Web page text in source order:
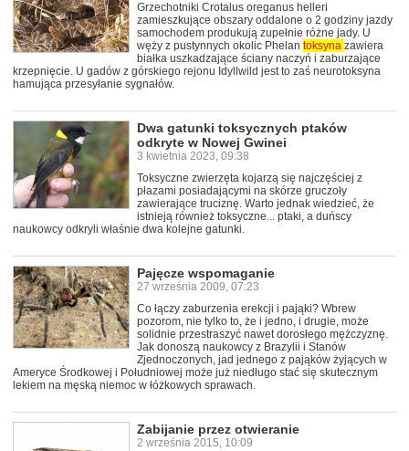
Grzechotniki Crotalus oreganus helleri
zamieszkujące obszary oddalone o 2 godziny jazdy
samochodem produkują zupełnie różne jady. U
węży z pustynnych okolic Phelan toksyna zawiera
białka uszkadzające ściany naczyń i zaburzające
krzepnięcie. U gadów z górskiego rejonu Idyllwild jest to zaś neurotoksyna
hamująca przesyłanie sygnałów.
Dwa gatunki toksycznych ptaków
odkryte w Nowej Gwinei
3 kwietnia 2023, 09:38
Toksyczne zwierzęta kojarzą się najczęściej z
płazami posiadającymi na skórze gruczoły
zawierające truciznę. Warto jednak wiedzieć, że
istnieją również toksyczne... ptaki, a duńscy
naukowcy odkryli właśnie dwa kolejne gatunki.
Pajęcze wspomaganie
27 września 2009, 07:23
Co łączy zaburzenia erekcji i pająki? Wbrew
pozorom, nie tylko to, że i jedno, i drugie, może
solidnie przestraszyć nawet dorosłego mężczyznę.
Jak donoszą naukowcy z Brazylii i Stanów
Zjednoczonych, jad jednego z pająków żyjących w
Ameryce Środkowej i Południowej może już niedługo stać się skutecznym
lekiem na męską niemoc w łóżkowych sprawach.
Zabijanie przez otwieranie
2 września 2015, 10:09